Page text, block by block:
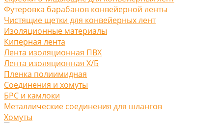
Футеровка барабанов конвейерной ленты
Чистящие щетки для конвейерных лент
Изоляционные материалы
Киперная лента
Лента изоляционная ПВХ
Лента изоляционная Х/Б
Пленка полиимидная
Соединения и хомуты
БРС и камлоки
Металлические соединения для шлангов
Хомуты